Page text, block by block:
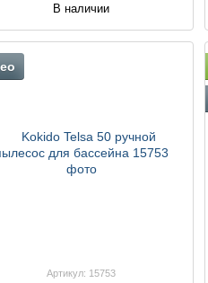
В наличии
Артикул: 15753